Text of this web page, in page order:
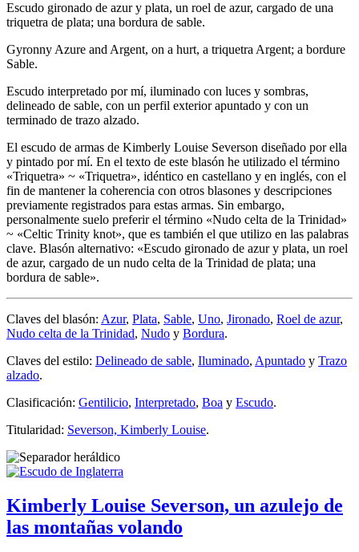
Escudo gironado de azur y plata, un roel de azur, cargado de una
triquetra de plata; una bordura de sable.
Gyronny Azure and Argent, on a hurt, a triquetra Argent; a bordure
Sable.
Escudo interpretado por mí, iluminado con luces y sombras,
delineado de sable, con un perfil exterior apuntado y con un
terminado de trazo alzado.
El escudo de armas de Kimberly Louise Severson diseñado por ella
y pintado por mí. En el texto de este blasón he utilizado el término
«Triquetra» ~ «Triquetra», idéntico en castellano y en inglés, con el
fin de mantener la coherencia con otros blasones y descripciones
previamente registrados para estas armas. Sin embargo,
personalmente suelo preferir el término «Nudo celta de la Trinidad»
~ «Celtic Trinity knot», que es también el que utilizo en las palabras
clave. Blasón alternativo: «Escudo gironado de azur y plata, un roel
de azur, cargado de un nudo celta de la Trinidad de plata; una
bordura de sable».
Claves del blasón: Azur, Plata, Sable, Uno, Jironado, Roel de azur,
Nudo celta de la Trinidad, Nudo y Bordura.
Claves del estilo: Delineado de sable, Iluminado, Apuntado y Trazo
alzado.
Clasificación: Gentilicio, Interpretado, Boa y Escudo.
Titularidad: Severson, Kimberly Louise.
Kimberly Louise Severson, un azulejo de
las montañas volando